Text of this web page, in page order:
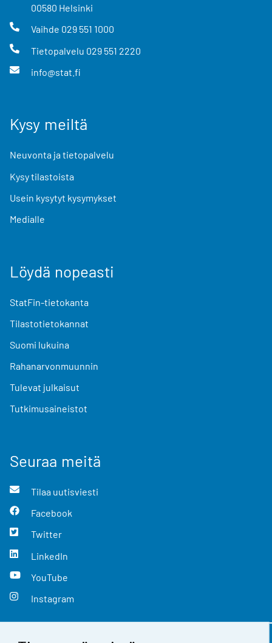
00580 Helsinki
Vaihde 029 551 1000
Tietopalvelu 029 551 2220
info@stat.fi
Kysy meiltä
Neuvonta ja tietopalvelu
Kysy tilastoista
Usein kysytyt kysymykset
Medialle
Löydä nopeasti
StatFin-tietokanta
Tilastotietokannat
Suomi lukuina
Rahanarvonmuunnin
Tulevat julkaisut
Tutkimusaineistot
Seuraa meitä
Tilaa uutisviesti
Facebook
Twitter
LinkedIn
YouTube
Instagram